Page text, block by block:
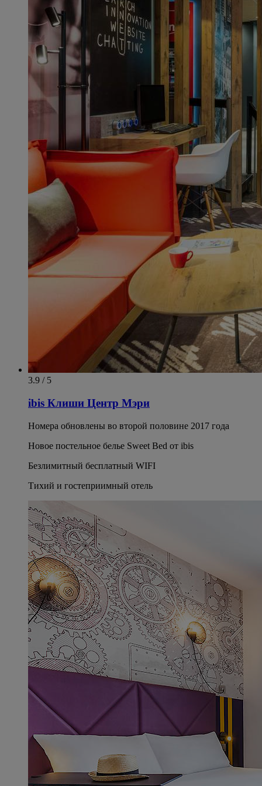
3.9 / 5
ibis Клиши Центр Мэри
Номера обновлены во второй половине 2017 года
Новое постельное белье Sweet Bed от ibis
Безлимитный бесплатный WIFI
Тихий и гостеприимный отель